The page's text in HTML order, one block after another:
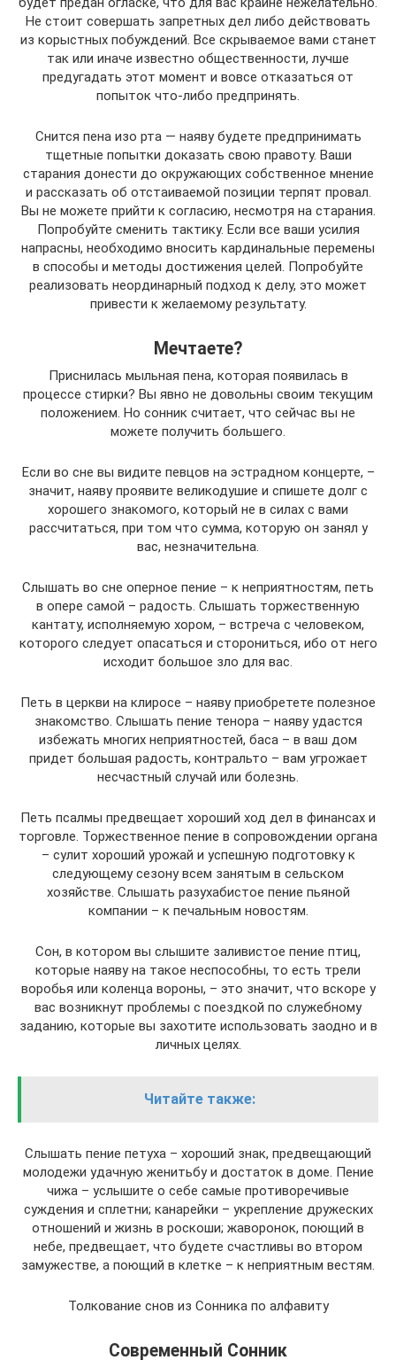
Не стоит совершать запретных дел либо действовать
из корыстных побуждений. Все скрываемое вами станет
так или иначе известно общественности, лучше
предугадать этот момент и вовсе отказаться от
попыток что-либо предпринять.
Снится пена изо рта — наяву будете предпринимать
тщетные попытки доказать свою правоту. Ваши
старания донести до окружающих собственное мнение
и рассказать об отстаиваемой позиции терпят провал.
Вы не можете прийти к согласию, несмотря на старания.
Попробуйте сменить тактику. Если все ваши усилия
напрасны, необходимо вносить кардинальные перемены
в способы и методы достижения целей. Попробуйте
реализовать неординарный подход к делу, это может
привести к желаемому результату.
Мечтаете?
Приснилась мыльная пена, которая появилась в
процессе стирки? Вы явно не довольны своим текущим
положением. Но сонник считает, что сейчас вы не
можете получить большего.
Если во сне вы видите певцов на эстрадном концерте, –
значит, наяву проявите великодушие и спишете долг с
хорошего знакомого, который не в силах с вами
рассчитаться, при том что сумма, которую он занял у
вас, незначительна.
Слышать во сне оперное пение – к неприятностям, петь
в опере самой – радость. Слышать торжественную
кантату, исполняемую хором, – встреча с человеком,
которого следует опасаться и сторониться, ибо от него
исходит большое зло для вас.
Петь в церкви на клиросе – наяву приобретете полезное
знакомство. Слышать пение тенора – наяву удастся
избежать многих неприятностей, баса – в ваш дом
придет большая радость, контральто – вам угрожает
несчастный случай или болезнь.
Петь псалмы предвещает хороший ход дел в финансах и
торговле. Торжественное пение в сопровождении органа
– сулит хороший урожай и успешную подготовку к
следующему сезону всем занятым в сельском
хозяйстве. Слышать разухабистое пение пьяной
компании – к печальным новостям.
Сон, в котором вы слышите заливистое пение птиц,
которые наяву на такое неспособны, то есть трели
воробья или коленца вороны, – это значит, что вскоре у
вас возникнут проблемы с поездкой по служебному
заданию, которые вы захотите использовать заодно и в
личных целях.
Читайте также:
Слышать пение петуха – хороший знак, предвещающий
молодежи удачную женитьбу и достаток в доме. Пение
чижа – услышите о себе самые противоречивые
суждения и сплетни; канарейки – укрепление дружеских
отношений и жизнь в роскоши; жаворонок, поющий в
небе, предвещает, что будете счастливы во втором
замужестве, а поющий в клетке – к неприятным вестям.
Толкование снов из Сонника по алфавиту
Современный Сонник